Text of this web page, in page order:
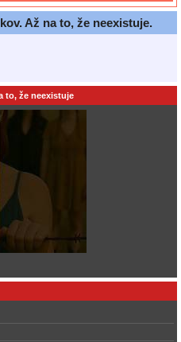
Až na to, že neexistuje.
to, že neexistuje